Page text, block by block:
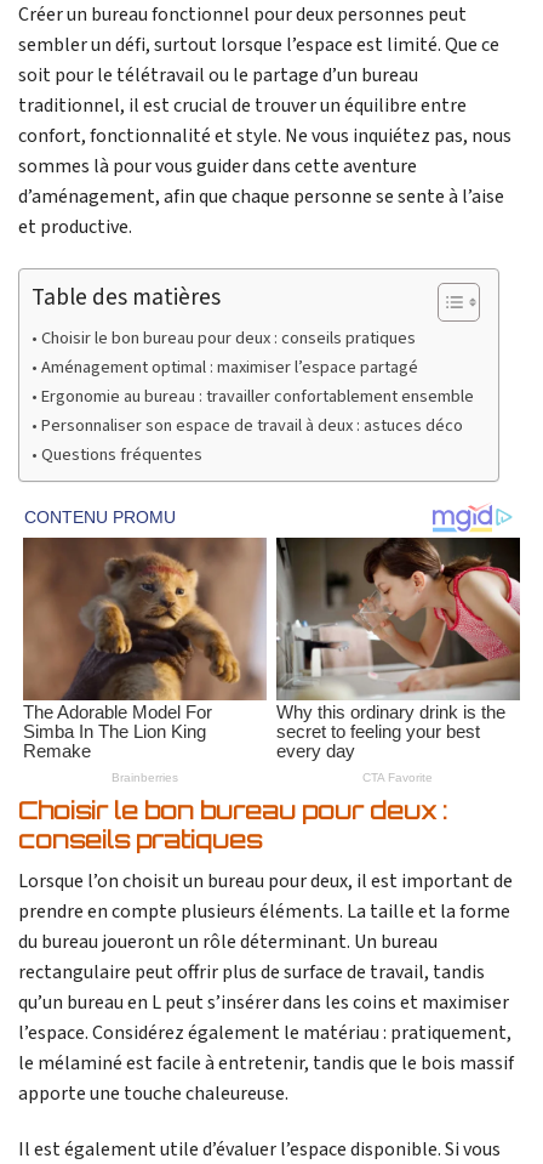
Créer un bureau fonctionnel pour deux personnes peut
sembler un défi, surtout lorsque l’espace est limité. Que ce
soit pour le télétravail ou le partage d’un bureau
traditionnel, il est crucial de trouver un équilibre entre
confort, fonctionnalité et style. Ne vous inquiétez pas, nous
sommes là pour vous guider dans cette aventure
d’aménagement, afin que chaque personne se sente à l’aise
et productive.
Table des matières
Choisir le bon bureau pour deux : conseils pratiques
Aménagement optimal : maximiser l’espace partagé
Ergonomie au bureau : travailler confortablement ensemble
Personnaliser son espace de travail à deux : astuces déco
Questions fréquentes
Choisir le bon bureau pour deux :
conseils pratiques
Lorsque l’on choisit un bureau pour deux, il est important de
prendre en compte plusieurs éléments. La taille et la forme
du bureau joueront un rôle déterminant. Un bureau
rectangulaire peut offrir plus de surface de travail, tandis
qu’un bureau en L peut s’insérer dans les coins et maximiser
l’espace. Considérez également le matériau : pratiquement,
le mélaminé est facile à entretenir, tandis que le bois massif
apporte une touche chaleureuse.
Il est également utile d’évaluer l’espace disponible. Si vous